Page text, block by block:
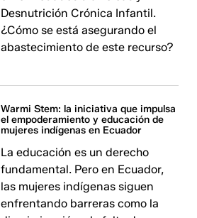
Desnutrición Crónica Infantil.
¿Cómo se está asegurando el
abastecimiento de este recurso?
Warmi Stem: la iniciativa que impulsa
el empoderamiento y educación de
mujeres indígenas en Ecuador
La educación es un derecho
fundamental. Pero en Ecuador,
las mujeres indígenas siguen
enfrentando barreras como la